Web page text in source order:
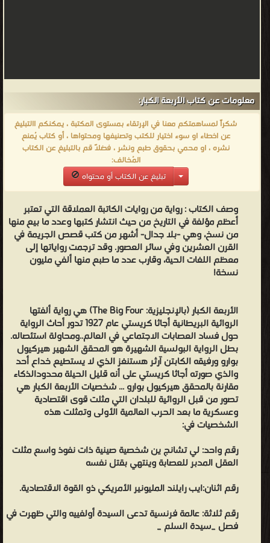
معلومات عن كتاب الأربعة الكبار:
شكراً لمساهمتكم معنا في الإرتقاء بمستوى المكتبة ، يمكنكم االتبليغ
عن اخطاء او سوء اختيار للكتب وتصنيفها ومحتواها ، أو كتاب يُمنع
نشره ، او محمي بحقوق طبع ونشر ، فضلاً قم بالتبليغ عن الكتاب
المُخالف:
تبليغ عن الكتاب أو محتواه
وصف الكتاب :رواية من روايات الكاتبة العملاقة التي تعتبر
أعظم مؤلفة في التاريخ من حيث انتشار كتبها وعدد ما بيع منها
من نسخ، وهي -بلا جدال- أشهر من كتب قصص الجريمة في
القرن العشرين وفي سائر العصور. وقد ترجمت رواياتها إلى
معظم اللغات الحية، وقارب عدد ما طبع منها ألفي مليون
نسخة!
الأربعة الكبار (بالإنجليزية: The Big Four) هي رواية ألفتها
الروائية البريطانية أجاثا كريستي عام 1927 تدور أحاث الرواية
حول فساد العصابات الاجتماعي في العالم..ومحاولة استئصاله.
بطل الرواية البولسية الشهيرة هو المحقق الشهير هيركيول
بوارو ورفيقه الكابتن آرثر هستنغز الذي لا يستطيع خداع أحد
والذي صورته أجاثا كريستي على أنه قليل الحيلة محدودالذكاء
مقارنة بالمحقق هيركيول بوارو ... شخصيات الأربعة الكبار هي
تصور من قبل الروائية للبلدان التي مثلت قوى اقتصادية
وعسكرية ما بعد الحرب العالمية الأولى وتمثلت هذه
الشخصيات في:
رقم واحد: لي تشانج ين شخصية صينية ذات نفوذ واسع مثلت
العقل المدبر للعصابة وينتهي بقتل نفسه
رقم اثنان:ايب رايلند المليونير الأمريكي ذو القوة الاقتصادية.
رقم ثلاثة: عالمة فرنسية تدعى السيدة أولفييه والتي ظهرت في
فصل _سيدة السلم _